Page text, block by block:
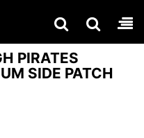
PIRATES
SIDE PATCH